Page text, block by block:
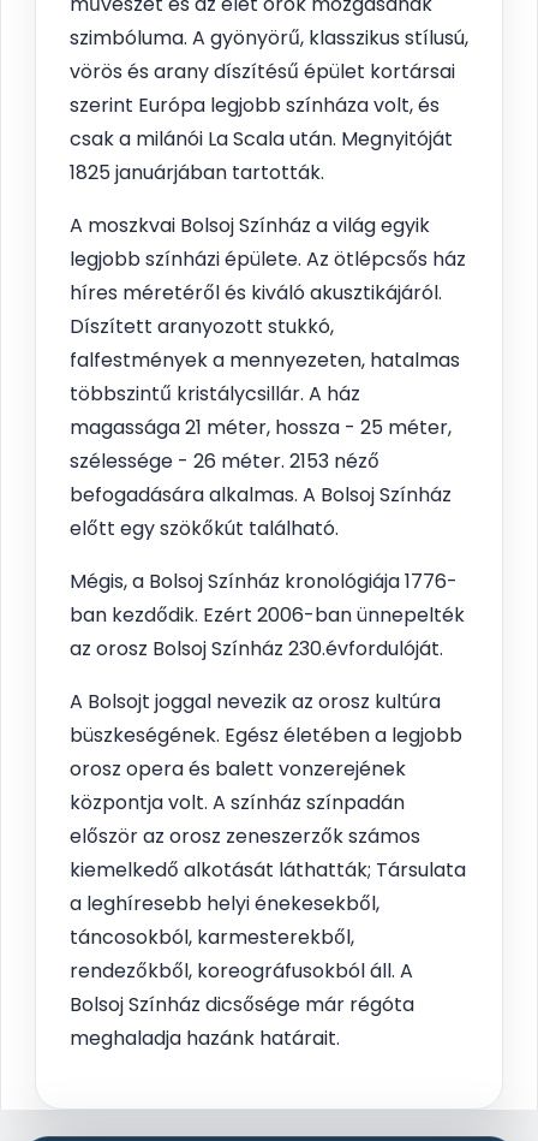
szimbóluma. A gyönyörű, klasszikus stílusú,
vörös és arany díszítésű épület kortársai
szerint Európa legjobb színháza volt, és
csak a milánói La Scala után. Megnyitóját
1825 januárjában tartották.
A moszkvai Bolsoj Színház a világ egyik
legjobb színházi épülete. Az ötlépcsős ház
híres méretéről és kiváló akusztikájáról.
Díszített aranyozott stukkó,
falfestmények a mennyezeten, hatalmas
többszintű kristálycsillár. A ház
magassága 21 méter, hossza - 25 méter,
szélessége - 26 méter. 2153 néző
befogadására alkalmas. A Bolsoj Színház
előtt egy szökőkút található.
Mégis, a Bolsoj Színház kronológiája 1776-
ban kezdődik. Ezért 2006-ban ünnepelték
az orosz Bolsoj Színház 230.évfordulóját.
A Bolsojt joggal nevezik az orosz kultúra
büszkeségének. Egész életében a legjobb
orosz opera és balett vonzerejének
központja volt. A színház színpadán
először az orosz zeneszerzők számos
kiemelkedő alkotását láthatták; Társulata
a leghíresebb helyi énekesekből,
táncosokból, karmesterekből,
rendezőkből, koreográfusokból áll. A
Bolsoj Színház dicsősége már régóta
meghaladja hazánk határait.